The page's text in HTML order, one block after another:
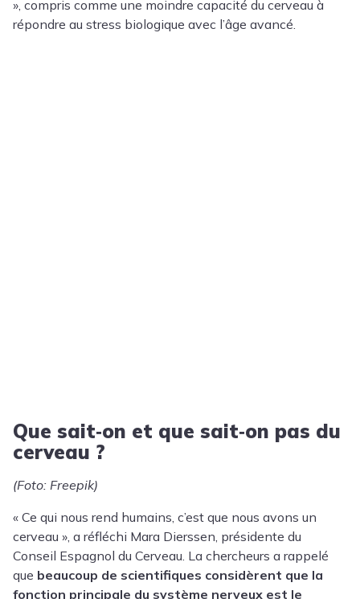
», compris comme une moindre capacité du cerveau à
répondre au stress biologique avec l’âge avancé.
Que sait‑on et que sait‑on pas du
cerveau ?
(Foto: Freepik)
« Ce qui nous rend humains, c’est que nous avons un
cerveau », a réfléchi Mara Dierssen, présidente du
Conseil Espagnol du Cerveau. La chercheurs a rappelé
que beaucoup de scientifiques considèrent que la
fonction principale du système nerveux est le